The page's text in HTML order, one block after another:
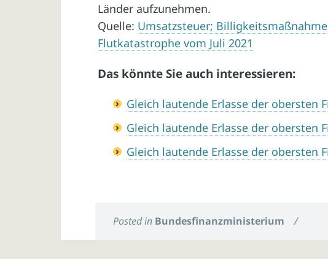
Länder aufzunehmen.
Quelle: Umsatzsteuer;
Flutkatastrophe vom Juli 2021
Das könnte Sie auch interessieren:
Gleich lautende Erlasse der obersten
Gleich lautende Erlasse der obersten
Gleich lautende Erlasse der obersten
Posted in Bundesfinanzministerium /